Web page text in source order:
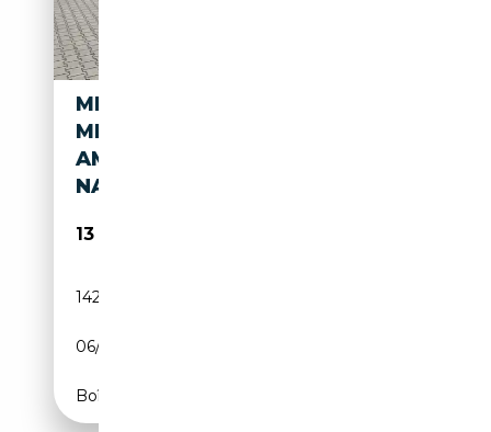
MERCEDES-BENZ SLK 300
MERCEDES-BENZ SLK 300
AMG ROADSTER*V6* LEDER
NAPPA
13 995€
142 600 km
06/2010
Boîte automatique